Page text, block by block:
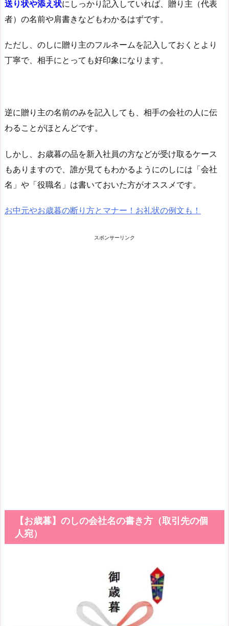
送り状や添え状にしっかり記入していれば、贈り主（代表
者）の名前や肩書きなどもわかるはずです。
ただし、のしに贈り主のフルネームを記入しておくとより
丁寧で、相手にとっても好印象になります。
逆に贈り主の名前のみを記入しても、相手の会社の人に伝
わることがほとんどです。
しかし、お歳暮の品を新入社員の方などが受け取るケース
もありますので、誰が見てもわかるようにのしには「会社
名」や「役職名」は書いておいた方がオススメです。
お中元やお歳暮の断り方とマナー！お礼状の例文も！
スポンサーリンク
【お歳暮】のしの会社名の書き方（取引先の個
人宛）